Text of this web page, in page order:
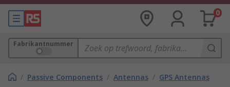
0
Fabrikantnummer
/ Passive Components / Antennas / GPS Antennas